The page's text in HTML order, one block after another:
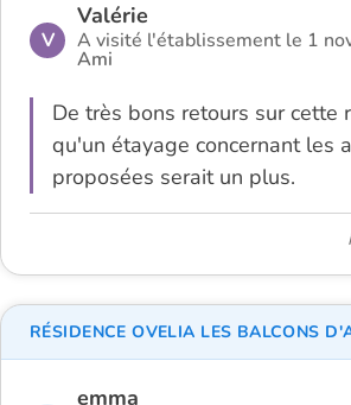
V
Valérie
A visité l'établissement le 1
Ami
De très bons retours sur cette
qu'un étayage concernant les
proposées serait un plus.
emma
RÉSIDENCE OVELIA LES BALCONS